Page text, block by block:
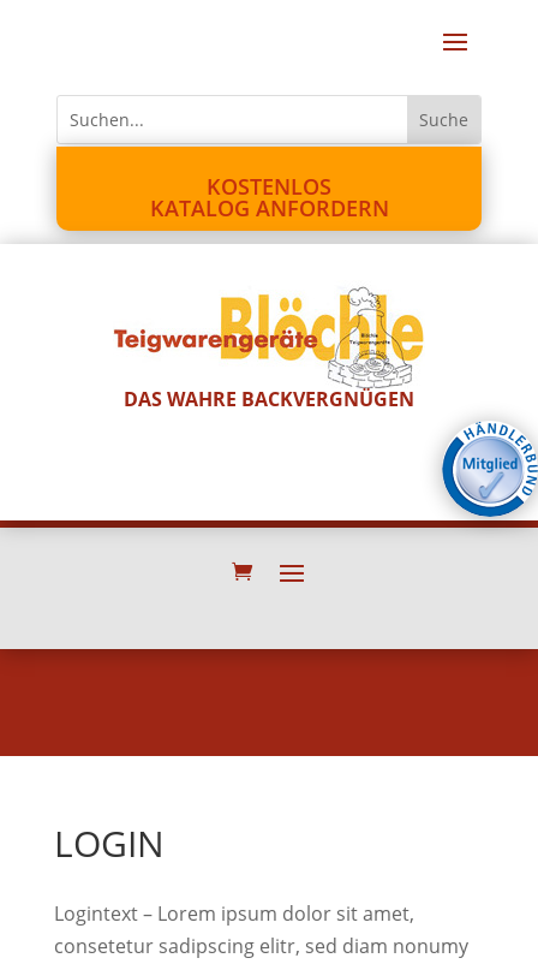
KOSTENLOS
KATALOG ANFORDERN
DAS WAHRE BACKVERGNÜGEN
LOGIN
Logintext – Lorem ipsum dolor sit amet,
consetetur sadipscing elitr, sed diam nonumy